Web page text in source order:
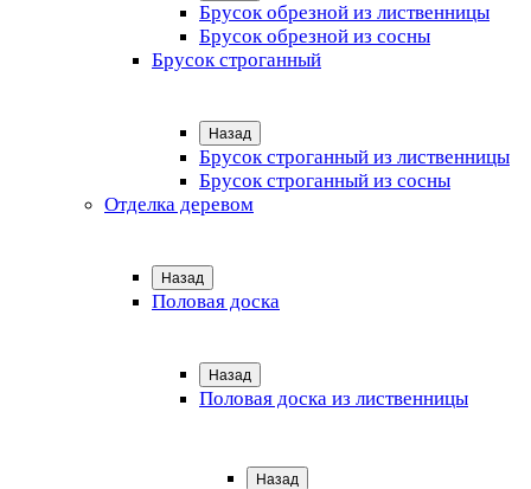
Брусок обрезной из лиственницы
Брусок обрезной из сосны
Брусок строганный
Назад
Брусок строганный из лиственницы
Брусок строганный из сосны
Отделка деревом
Назад
Половая доска
Назад
Половая доска из лиственницы
Назад